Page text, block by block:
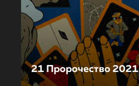
21 Пророчество 2021